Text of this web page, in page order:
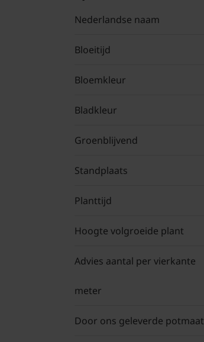
Nederlandse naam
Bloeitijd
Bloemkleur
Bladkleur
Groenblijvend
Standplaats
Planttijd
Hoogte volgroeide plant
Advies aantal per vierkante
meter
Door ons geleverde potmaat